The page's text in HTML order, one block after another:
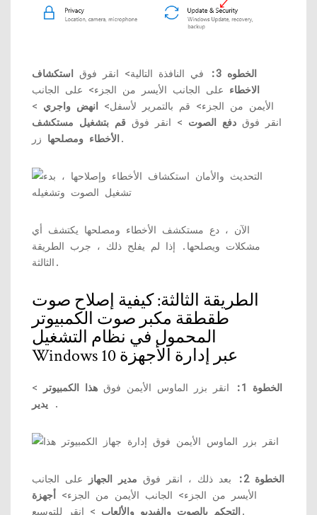
الخطوه 3: في النافذة التالية> انقر فوق استكشاف
الاخطاء على الجانب الأيسر من الجزء> على الجانب
الأيمن من الجزء> قم بالتمرير لأسفل> انهض واجري >
انقر فوق دفع الصوت > انقر فوق قم بتشغيل مستكشف
الأخطاء ومصلحها زر.
الآن ، دع مستكشف الأخطاء ومصلحها يكتشف أي
مشكلات ويصلحها. إذا لم يفلح ذلك ، جرب الطريقة
الثالثة.
الطريقة الثالثة: كيفية إصلاح صوت
طقطقة مكبر صوت الكمبيوتر
المحمول في نظام التشغيل
Windows 10 عبر إدارة الأجهزة
الخطوة 1: انقر بزر الماوس الأيمن فوق هذا الكمبيوتر
>
يدير .
الخطوة 2: بعد ذلك ، انقر فوق مدير الجهاز
على الجانب
الأيسر من الجزء> الجانب الأيمن من الجزء> أجهزة
التحكم بالصوت والفيديو والألعاب > انقر للتوسيع.